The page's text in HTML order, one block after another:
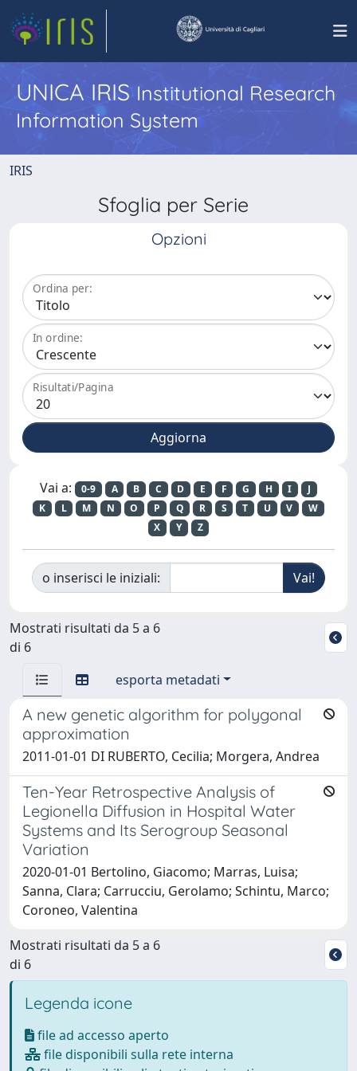
UNICA IRISInstitutional Research
Information System
IRIS
Sfoglia per Serie
Opzioni
Ordina per:
In ordine:
Risultati/Pagina
Vai a: 0-9 A B C D E F G H I
J
K
L M N O P Q R S T U V
W
X
Y Z
o inserisci le iniziali:
Mostrati risultati da 5 a 6
di 6
esporta metadati
A new genetic algorithm for polygonal
approximation
2011-01-01 DI RUBERTO, Cecilia; Morgera, Andrea
Ten-Year Retrospective Analysis of
Legionella Diffusion in Hospital Water
Systems and Its Serogroup Seasonal
Variation
2020-01-01 Bertolino, Giacomo; Marras, Luisa;
Sanna, Clara; Carrucciu, Gerolamo; Schintu, Marco;
Coroneo, Valentina
Mostrati risultati da 5 a 6
di 6
Legenda icone
file ad accesso aperto
file disponibili sulla rete interna